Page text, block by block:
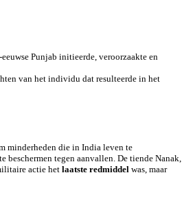
Punjab initieerde, veroorzaakte en
van het individu dat resulteerde in het
minderheden die in India leven te
beschermen tegen aanvallen. De tiende Nanak,
actie het laatste redmiddel was, maar